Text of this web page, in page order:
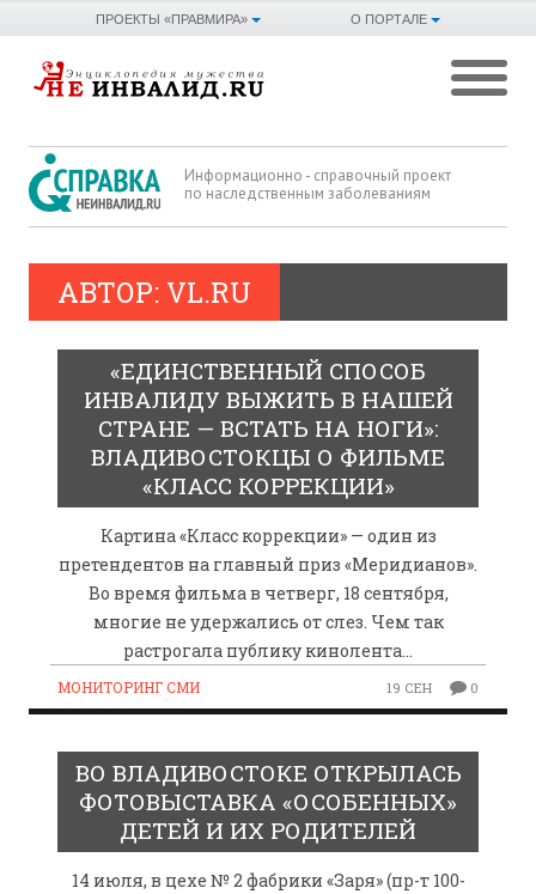
О ПОРТАЛЕ
ПРОЕКТЫ «ПРАВМИРА»
Информационно - справочный проект
по наследственным заболеваниям
АВТОР: VL.RU
«ЕДИНСТВЕННЫЙ СПОСОБ
ИНВАЛИДУ ВЫЖИТЬ В НАШЕЙ
СТРАНЕ — ВСТАТЬ НА НОГИ»:
ВЛАДИВОСТОКЦЫ О ФИЛЬМЕ
«КЛАСС КОРРЕКЦИИ»
Картина «Класс коррекции» — один из
претендентов на главный приз «Меридианов».
Во время фильма в четверг, 18 сентября,
многие не удержались от слез. Чем так
растрогала публику кинолента…
МОНИТОРИНГ СМИ 19 СЕН 0
ВО ВЛАДИВОСТОКЕ ОТКРЫЛАСЬ
ФОТОВЫСТАВКА «ОСОБЕННЫХ»
ДЕТЕЙ И ИХ РОДИТЕЛЕЙ
14 июля, в цехе № 2 фабрики «Заря» (пр-т 100-